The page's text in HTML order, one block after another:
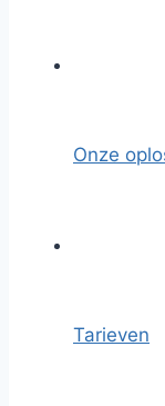
Onze
Tarieven